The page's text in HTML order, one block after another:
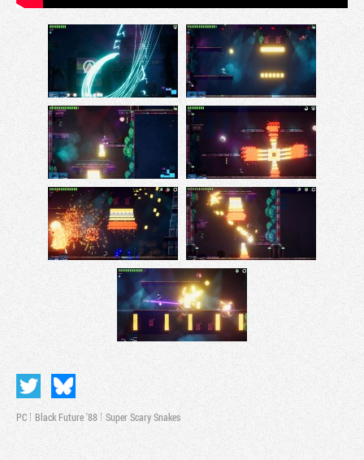
PC Black Future '88 Super Scary Snakes